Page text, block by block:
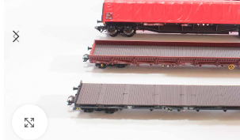
Click to enlarge